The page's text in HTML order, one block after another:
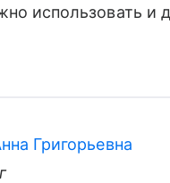
использовать и
Григорьевна